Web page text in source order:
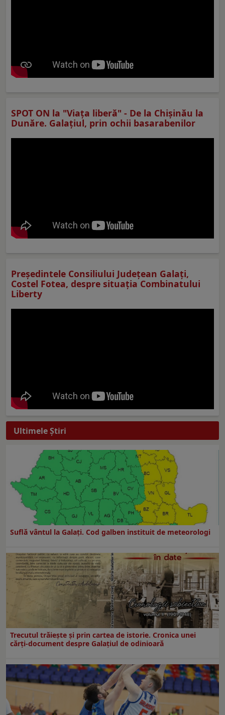
SPOT ON la "Viaţa liberă" - De la Chișinău la
Dunăre. Galațiul, prin ochii basarabenilor
Preşedintele Consiliului Judeţean Galaţi,
Costel Fotea, despre situaţia Combinatului
Liberty
Ultimele Ştiri
Suflă vântul la Galaţi. Cod galben instituit de meteorologi
Trecutul trăiește și prin cartea de istorie. Cronica unei
cărți-document despre Galațiul de odinioară